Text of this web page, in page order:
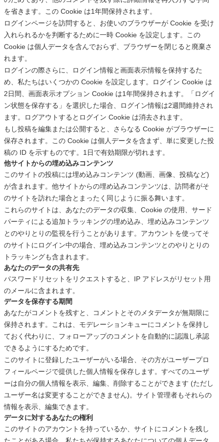
を省きます。この Cookie は1年間保持されます。
ログインページを訪問すると、お使いのブラウザーが Cookie を受け
入れられるかを判断するために一時 Cookie を設定します。この
Cookie は個人データを含んでおらず、ブラウザーを閉じると廃棄さ
れます。
ログインの際さらに、ログイン情報と画面表示情報を保持するた
め、私たちはいくつかの Cookie を設定します。ログイン Cookie は
2日間、画面表示オプション Cookie は1年間保持されます。「ログイ
ン状態を保存する」を選択した場合、ログイン情報は2週間維持され
ます。ログアウトするとログイン Cookie は消去されます。
もし投稿を編集または公開すると、さらなる Cookie がブラウザーに
保存されます。この Cookie は個人データを含まず、単に変更した投
稿の ID を示すものです。1日で有効期限が切れます。
他サイトからの埋め込みコンテンツ
このサイトの投稿には埋め込みコンテンツ (動画、画像、投稿など)
が含まれます。他サイトからの埋め込みコンテンツは、訪問者がそ
のサイトを訪れた場合とまったく同じように振る舞います。
これらのサイトは、あなたのデータの収集、Cookie の使用、サード
パーティによる追加トラッキングの埋め込み、埋め込みコンテンツ
とのやりとりの監視を行うことがあります。アカウントを使ってそ
のサイトにログイン中の場合、埋め込みコンテンツとのやりとりの
トラッキングも含まれます。
あなたのデータの共有先
パスワードリセットをリクエストすると、IP アドレスがリセット用
のメールに含まれます。
データを保存する期間
あなたがコメントを残すと、コメントとそのメタデータが無期限に
保持されます。これは、モデレーションキューにコメントを保持し
ておく代わりに、フォローアップのコメントを自動的に認識し承認
できるようにするためです。
このサイトに登録したユーザーがいる場合、その方がユーザープロ
フィールページで提供した個人情報を保存します。すべてのユーザ
ーは自分の個人情報を表示、編集、削除することができます (ただし
ユーザー名は変更することができません)。サイト管理者もそれらの
情報を表示、編集できます。
データに対するあなたの権利
このサイトのアカウントを持っているか、サイトにコメントを残し